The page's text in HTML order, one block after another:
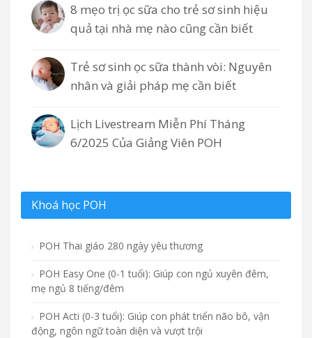
8 mẹo trị ọc sữa cho trẻ sơ sinh hiệu
quả tại nhà mẹ nào cũng cần biết
Trẻ sơ sinh ọc sữa thành vòi: Nguyên
nhân và giải pháp mẹ cần biết
Lịch Livestream Miễn Phí Tháng
6/2025 Của Giảng Viên POH
Khoá học POH
POH Thai giáo 280 ngày yêu thương
POH Easy One (0-1 tuổi): Giúp con ngủ xuyên đêm,
mẹ ngủ 8 tiếng/đêm
POH Acti (0-3 tuổi): Giúp con phát triển não bô, vận
động, ngôn ngữ toàn diện và vượt trội